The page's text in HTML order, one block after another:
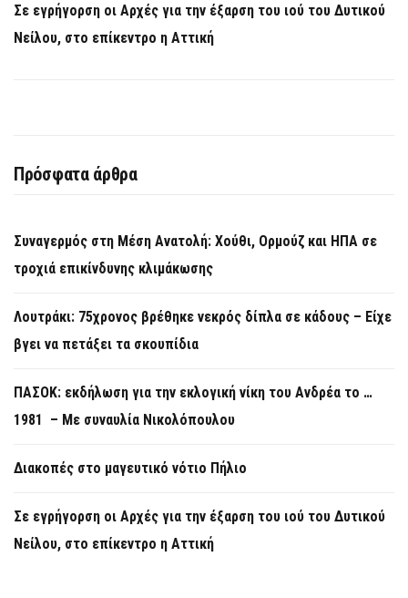
Σε εγρήγορση οι Αρχές για την έξαρση του ιού του Δυτικού
Νείλου, στο επίκεντρο η Αττική
Πρόσφατα άρθρα
Συναγερμός στη Μέση Ανατολή: Χούθι, Ορμούζ και ΗΠΑ σε
τροχιά επικίνδυνης κλιμάκωσης
Λουτράκι: 75χρονος βρέθηκε νεκρός δίπλα σε κάδους – Είχε
βγει να πετάξει τα σκουπίδια
ΠΑΣΟΚ: εκδήλωση για την εκλογική νίκη του Ανδρέα το …
1981 – Με συναυλία Νικολόπουλου
Διακοπές στο μαγευτικό νότιο Πήλιο
Σε εγρήγορση οι Αρχές για την έξαρση του ιού του Δυτικού
Νείλου, στο επίκεντρο η Αττική